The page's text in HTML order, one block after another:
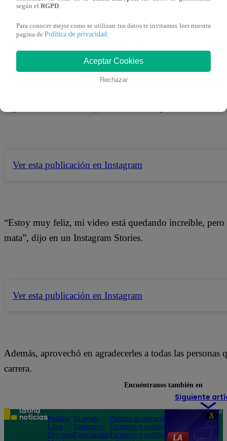
X
Leslie Shaw está pasando por el mejor momento de su
seguidores al anunciar que se encuentra grabando un
Ver esta publicación en Instagram
“Estoy muy feliz, mi video está quedando increíble,
mata”, dijo en un Instagram Stories.
Ver esta publicación en Instagram
Además, aprovechó en agradecerles a todas las personas
carrera.
Siguiente
según el RGPD
Para conocer mejor como se utilizan tus datos te invitamos leer nuestra
pagina de Política de privacidad
Aceptar Cookies
Rechazar
Encuéntranos también en
Política
Lima
Deportes
Te ayudo
Tendencias
Espectáculos
Política de privacidad
Términos y condiciones
Términos y condiciones
Teléfono: 219
Av. San
Felipe 968